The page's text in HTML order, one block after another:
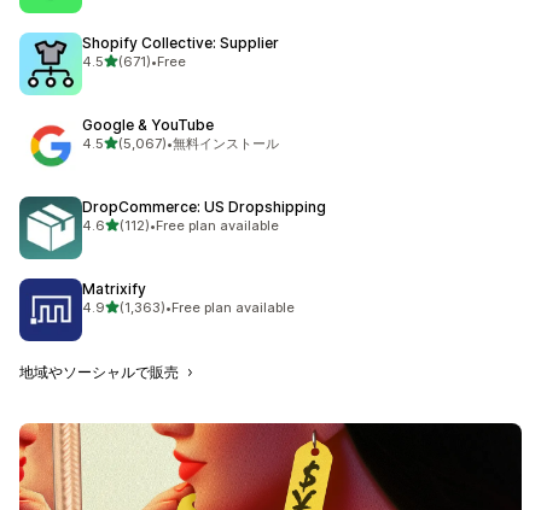
Shopify Collective: Supplier
4.55つ星中
(671)
合計レビュー数：671件
•Free
Google & YouTube
4.55つ星中
(5,067)
合計レビュー数：5067件
•無料インストール
DropCommerce: US Dropshipping
4.65つ星中
(112)
合計レビュー数：112件
•Free plan available
Matrixify
4.95つ星中
(1,363)
合計レビュー数：1363件
•Free plan available
地域やソーシャルで販売